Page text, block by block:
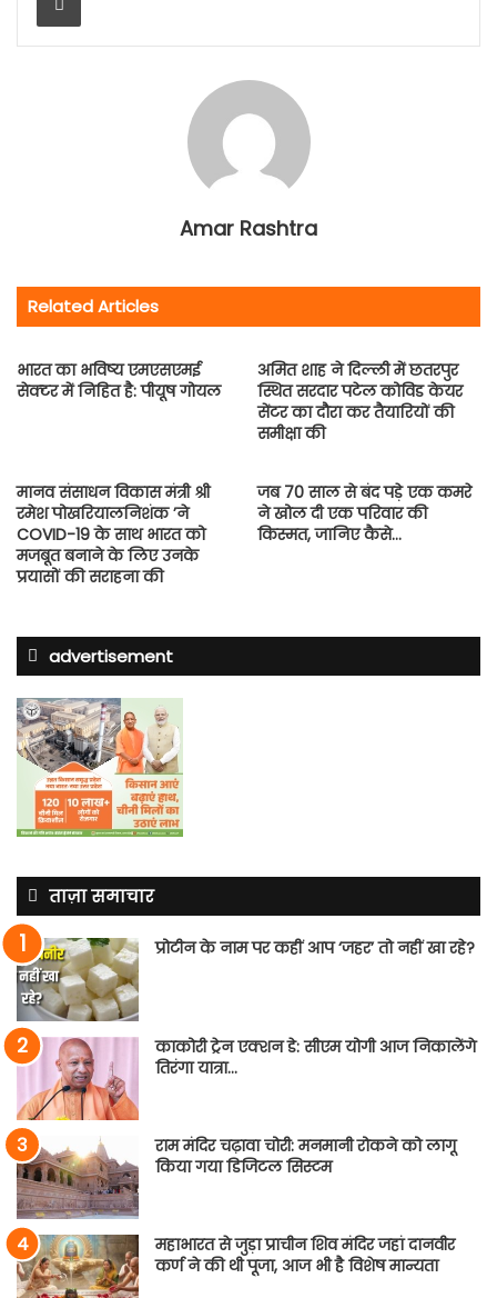
Amar Rashtra
Related Articles
भारत का भविष्‍य एमएसएमई
सेक्‍टर में निहित है: पीयूष गोयल
अमित शाह ने दिल्ली में छतरपुर
स्थित सरदार पटेल कोविड केयर
सेंटर का दौरा कर तैयारियों की
समीक्षा की
मानव संसाधन विकास मंत्री श्री
रमेश पोखरियालनिशंक ’ने
COVID-19 के साथ भारत को
मजबूत बनाने के लिए उनके
प्रयासों की सराहना की
जब 70 साल से बंद पड़े एक कमरे
ने खोल दी एक परिवार की
किस्मत, जानिए कैसे…
advertisement
ताज़ा समाचार
प्रोटीन के नाम पर कहीं आप ‘जहर’ तो नहीं खा रहे?
काकोरी ट्रेन एक्शन डे: सीएम योगी आज निकालेंगे
तिरंगा यात्रा…
राम मंदिर चढ़ावा चोरी: मनमानी रोकने को लागू
किया गया डिजिटल सिस्टम
महाभारत से जुड़ा प्राचीन शिव मंदिर जहां दानवीर
कर्ण ने की थी पूजा, आज भी है विशेष मान्यता